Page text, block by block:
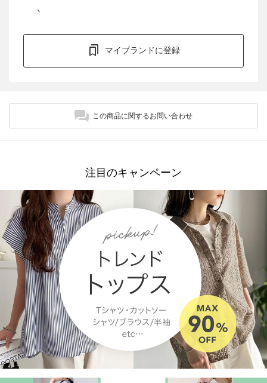
マイブランドに登録
この商品に関するお問い合わせ
注目のキャンペーン